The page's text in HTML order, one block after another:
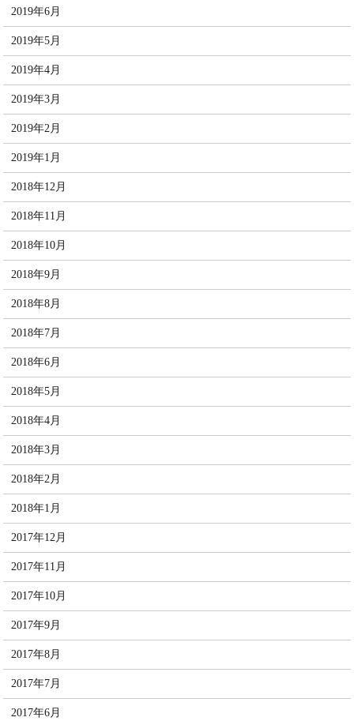
2019年6月
2019年5月
2019年4月
2019年3月
2019年2月
2019年1月
2018年12月
2018年11月
2018年10月
2018年9月
2018年8月
2018年7月
2018年6月
2018年5月
2018年4月
2018年3月
2018年2月
2018年1月
2017年12月
2017年11月
2017年10月
2017年9月
2017年8月
2017年7月
2017年6月